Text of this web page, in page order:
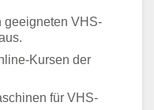
geeigneten VHS-
Kursen der
für VHS-